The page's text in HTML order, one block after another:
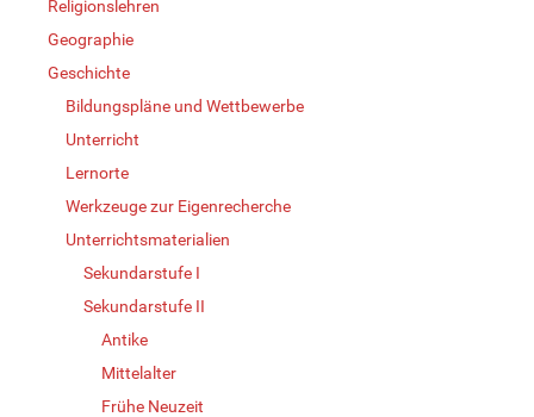
Religionslehren
Geographie
Geschichte
Bildungspläne und Wettbewerbe
Unterricht
Lernorte
Werkzeuge zur Eigenrecherche
Unterrichtsmaterialien
Sekundarstufe I
Sekundarstufe II
Antike
Mittelalter
Frühe Neuzeit